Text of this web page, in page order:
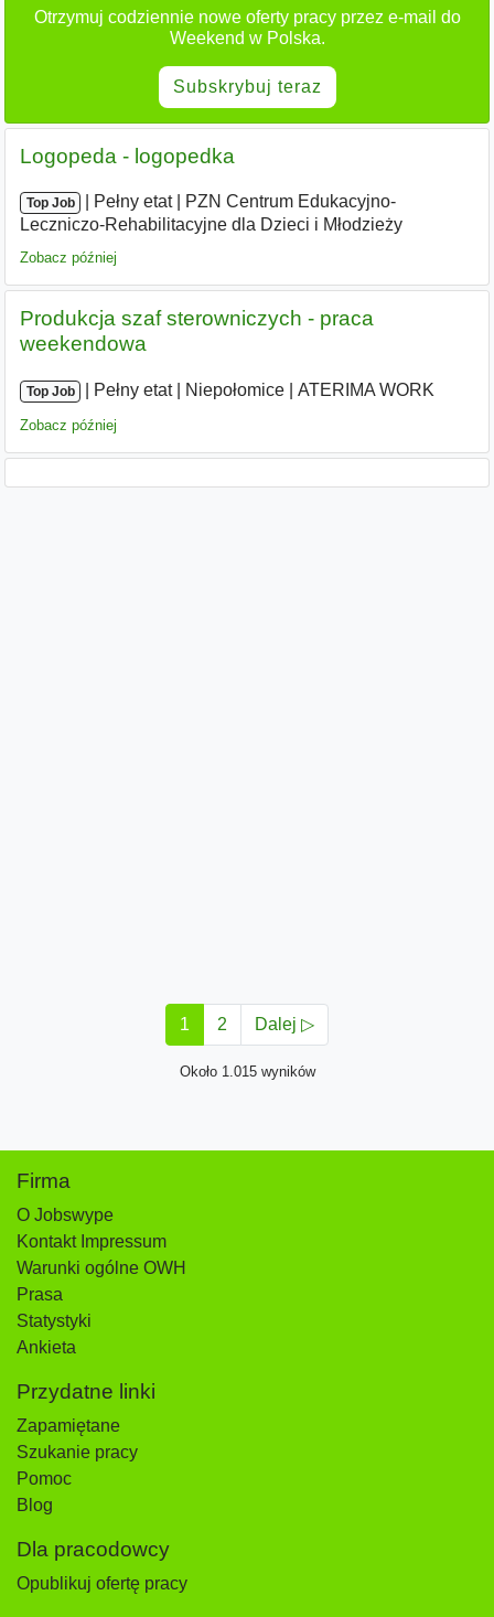
Otrzymuj codziennie nowe oferty pracy przez e-mail do
Weekend w Polska.
Subskrybuj teraz
Logopeda - logopedka
Top Job Pełny etat|
PZN Centrum Edukacyjno-
Leczniczo-Rehabilitacyjne dla Dzieci i Młodzieży
Zobacz później
Produkcja szaf sterowniczych - praca
weekendowa
Top Job Pełny etat| Niepołomice ATERIMA WORK
Zobacz później
1 2 Dalej ▷
Około 1.015 wyników
Firma
O Jobswype
Kontakt Impressum
Warunki ogólne OWH
Prasa
Statystyki
Ankieta
Przydatne linki
Zapamiętane
Szukanie pracy
Pomoc
Blog
Dla pracodowcy
Opublikuj ofertę pracy